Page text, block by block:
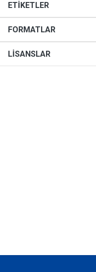
ETIKETLER
FORMATLAR
LISANSLAR